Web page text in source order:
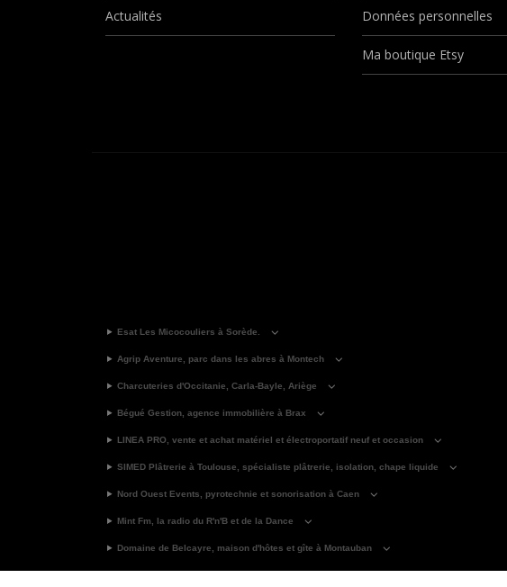
Actualités Données personnelles
Ma boutique Etsy
Esat Les Micocouliers à Sorède.
Agrip Aventure, parc dans les abres à Montech
Charcuteries d'Occitanie, Carla-Bayle, Ariège
Bégué Gestion, agence immobilière à Brax
LINEA PRO, vente et achat matériel et électroportatif neuf et occasion
SIMED Plâtrerie à Toulouse, spécialiste plâtrerie, isolation, chape liquide
Nord Ouest Events, pyrotechnie et sonorisation à Caen
Mint Fm, la radio du R'n'B et de la Dance
Domaine de Belcayre, maison d'hôtes et gîte à Montauban